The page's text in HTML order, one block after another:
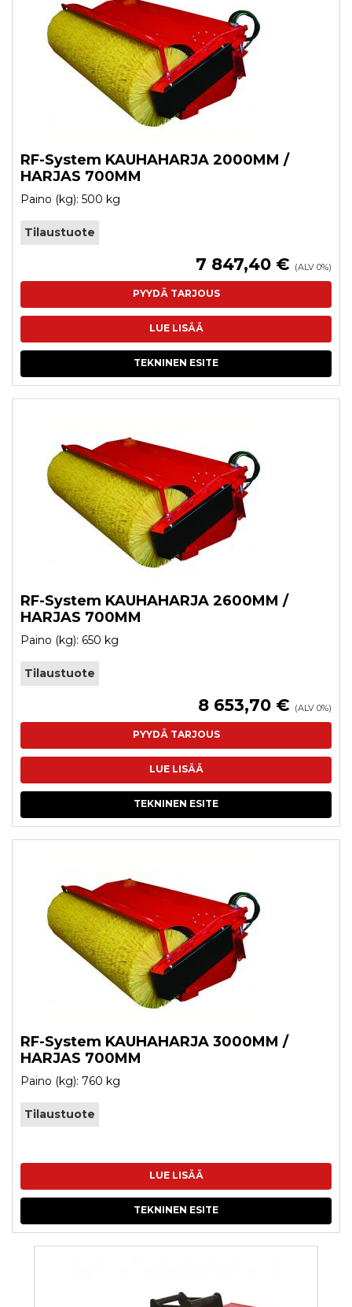
RF-System KAUHAHARJA 2000MM /
HARJAS 700MM
Paino (kg): 500 kg
Tilaustuote
7 847,40 € (ALV 0%)
PYYDÄ TARJOUS
LUE LISÄÄ
TEKNINEN ESITE
RF-System KAUHAHARJA 2600MM /
HARJAS 700MM
Paino (kg): 650 kg
Tilaustuote
8 653,70 € (ALV 0%)
PYYDÄ TARJOUS
LUE LISÄÄ
TEKNINEN ESITE
RF-System KAUHAHARJA 3000MM /
HARJAS 700MM
Paino (kg): 760 kg
Tilaustuote
LUE LISÄÄ
TEKNINEN ESITE